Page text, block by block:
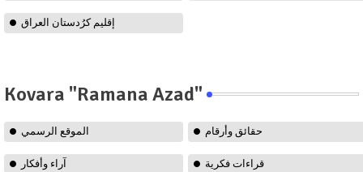
إقليم كرُدستان العراق
Kovara "Ramana Azad"
الموقع الرسمي حقائق وأرقام
آراء وأفكار قراءات فكرية